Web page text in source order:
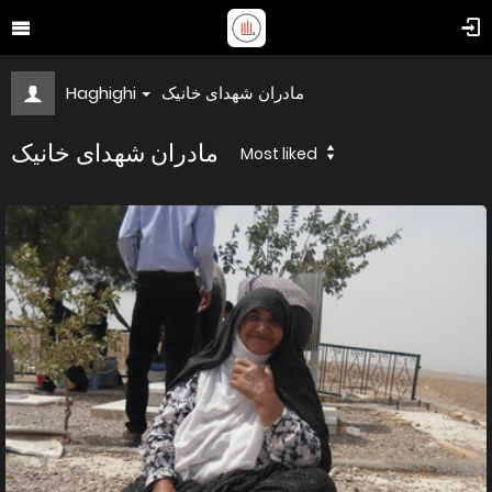
Haghighi مادران شهدای خانیک
مادران شهدای خانیک Most liked